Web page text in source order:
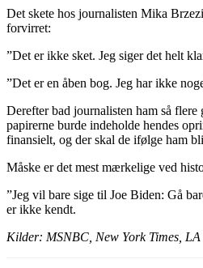
Det skete hos journalisten Mika
forvirret:
”Det er ikke sket. Jeg siger det helt
”Det er en åben bog. Jeg har ikke
Derefter bad journalisten ham så
papirerne burde indeholde hendes
finansielt, og der skal de ifølge ham
Måske er det mest mærkelige ved
”Jeg vil bare sige til Joe Biden: Gå
er ikke kendt.
Kilder: MSNBC, New York Times, LA